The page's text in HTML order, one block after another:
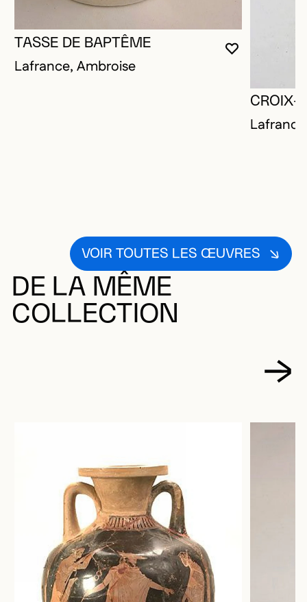
VOUS
FERMER
OUVRIR LA
TASSE DE BAPTÊME
Lafrance, Ambroise
CROIX-
VOIR TOUTES LES ŒUVRES
DE LA MÊME
COLLECTION